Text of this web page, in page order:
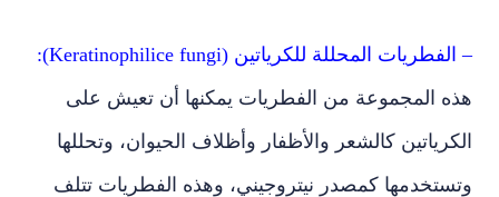
– الفطريات المحللة للكرياتين (Keratinophilice fungi):
هذه المجموعة من الفطريات يمكنها أن تعيش على
الكرياتين كالشعر والأظفار وأظلاف الحيوان، وتحللها
وتستخدمها كمصدر نيتروجيني، وهذه الفطريات تتلف